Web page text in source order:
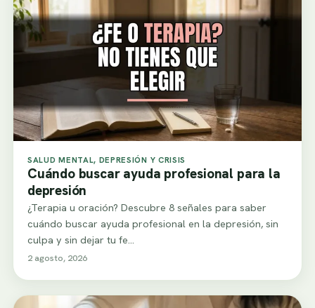
SALUD MENTAL, DEPRESIÓN Y CRISIS
Cuándo buscar ayuda profesional para la
depresión
¿Terapia u oración? Descubre 8 señales para saber
cuándo buscar ayuda profesional en la depresión, sin
culpa y sin dejar tu fe…
2 agosto, 2026